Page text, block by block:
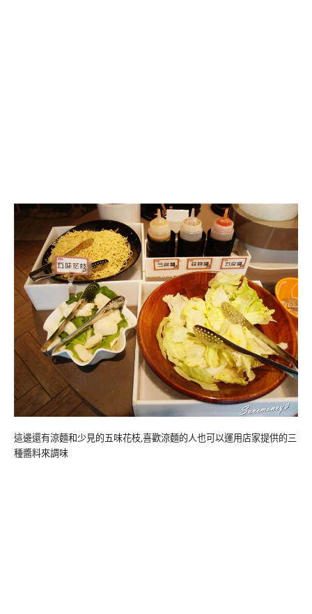
這邊還有涼麵和少見的五味花枝,喜歡涼麵的人也可以運用店家提供的三
種醬料來調味